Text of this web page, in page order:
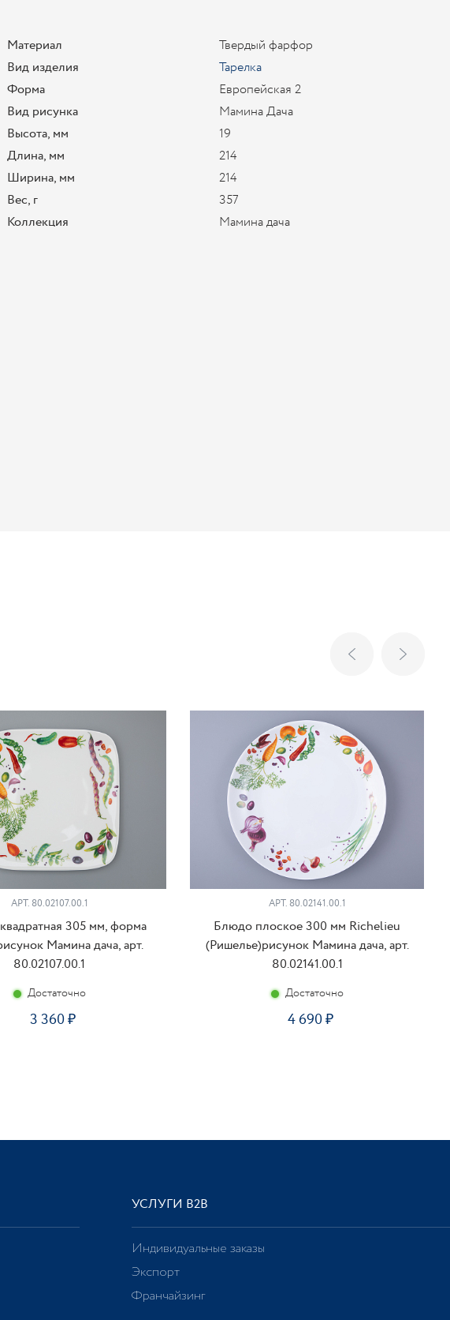
Материал
Твердый фарфор
Вид изделия
Тарелка
Форма
Европейская 2
Вид рисунка
Мамина Дача
Высота, мм
19
Длина, мм
214
Ширина, мм
214
Вес, г
357
Коллекция
Мамина дача
АРТ. 80.02107.00.1
305 мм, форма
Мамина дача, арт.
80.02107.00.1
Достаточно
3 360
АРТ. 80.02141.00.1
Блюдо плоское 300 мм Richelieu
(Ришелье)рисунок Мамина дача, арт.
80.02141.00.1
Достаточно
4 690
УСЛУГИ В2В
Индивидуальные заказы
Экспорт
Франчайзинг